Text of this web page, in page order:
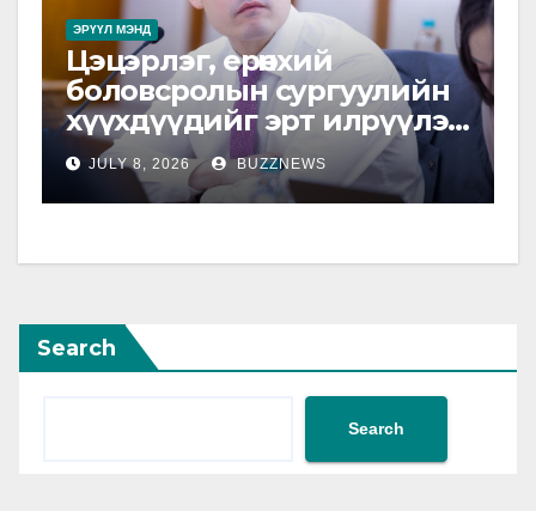
ЭРҮҮЛ МЭНД
Цэцэрлэг, ерөнхий
боловсролын сургуулийн
хүүхдүүдийг эрт илрүүлэг,
урьдчилан сэргийлэх
үзлэгт хамруулна
JULY 8, 2026 BUZZNEWS
Search
Search